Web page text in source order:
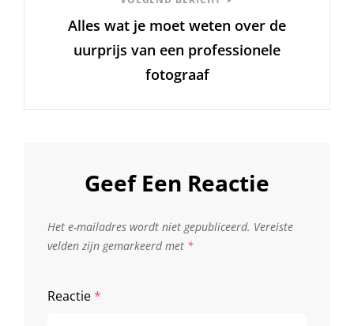
Bericht
Alles wat je moet weten over de
uurprijs van een professionele
fotograaf
Geef Een Reactie
Het e-mailadres wordt niet gepubliceerd. Vereiste
velden zijn gemarkeerd met *
Reactie*